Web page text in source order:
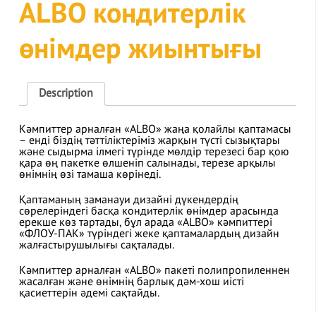
ALBO кондитерлік
өнімдер жиынтығы
Description
Кәмпиттер арналған «ALBO» жаңа қолайлы қаптамасы
– енді біздің тәттіліктеріміз жарқын түсті сызықтары
және сыдырма ілмегі түрінде мөлдір терезесі бар қою
қара өң пакетке өлшеніп салынады, терезе арқылы
өнімнің өзі тамаша көрінеді.
Қаптаманың заманауи дизайні дүкендердің
сөрелеріндегі басқа кондитерлік өнімдер арасында
ерекше көз тартады, бұл арада «ALBO» кәмпиттері
«ФЛОУ-ПАК» түріндегі жеке қаптамалардың дизайн
жалғастырушылығы сақталады.
Кәмпиттер арналған «ALBO» пакеті полипропиленнен
жасалған және өнімнің барлық дәм-хош иісті
қасиеттерін әдемі сақтайды.